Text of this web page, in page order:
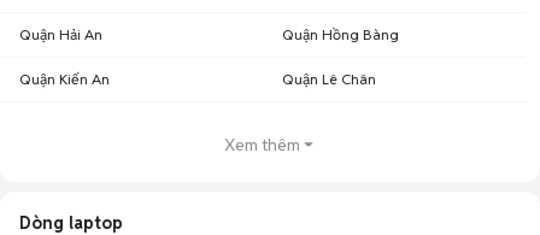
Quận Hải An Quận Hồng Bàng
Quận Kiến An Quận Lê Chân
Xem thêm
Dòng laptop